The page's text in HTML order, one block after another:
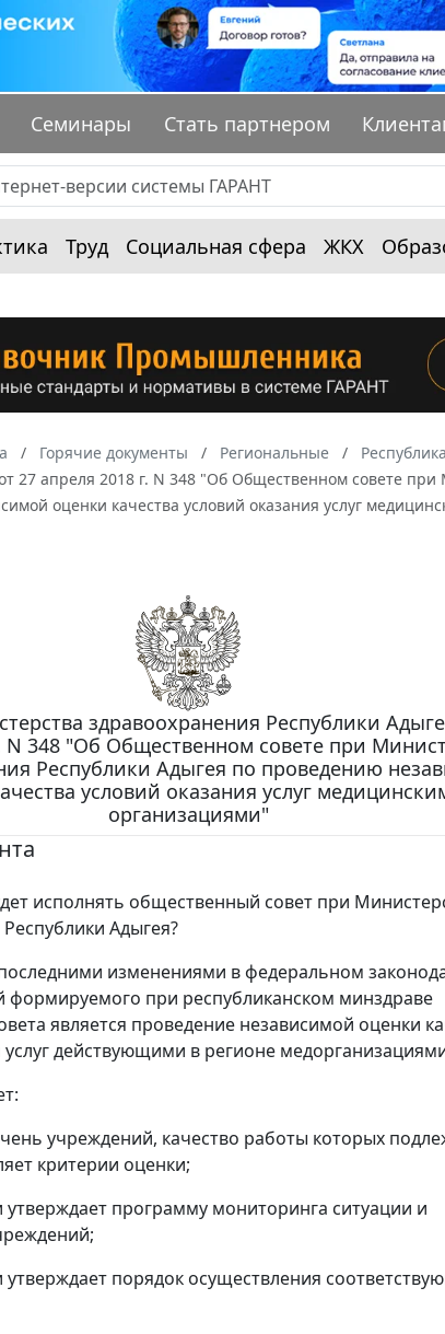
Семинары Стать партнером
Труд Социальная сфера ЖКХ
Горячие документы Региональные
27 апреля 2018 г. N 348 "Об Общественном совете
оценки качества условий оказания услуг
здравоохранения Республики
N 348 "Об Общественном совете при
Республики Адыгея по проведению
условий оказания услуг
организациями"
исполнять общественный совет при
Адыгея?
изменениями в федеральном
формируемого при республиканском минздраве
является проведение независимой оценки
услуг действующими в регионе
учреждений, качество работы которых
критерии оценки;
утверждает программу мониторинга ситуации и
утверждает порядок осуществления